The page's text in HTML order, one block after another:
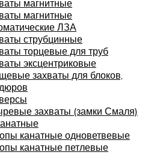
магнитные
магнитные
ЛЗА
струбцинные
торцевые для труб
эксцентриковые
захваты для блоков,
захваты (замки Смаля)
канатные одноветвевые
канатные петлевые